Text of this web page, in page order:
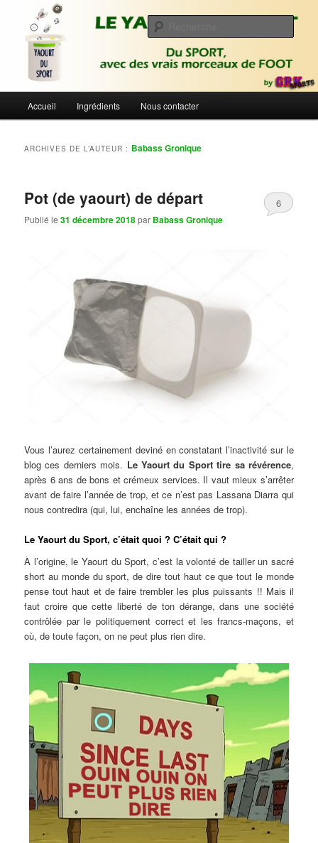
contenu
contenu
secondaireLe Yaourt du Sport
Du sport avec des vrais morceaux de foot | Gronique's Sports Blog
principal
Accueil Ingrédients Nous contacter
ARCHIVES DE L’AUTEUR : Babass Gronique
Pot (de yaourt) de départ
Publié le31 décembre 2018par Babass Gronique
6
Vous l’aurez certainement deviné en constatant l’inactivité sur le
blog ces derniers mois. Le Yaourt du Sport tire sa révérence,
après 6 ans de bons et crémeux services. Il vaut mieux s’arrêter
avant de faire l’année de trop, et ce n’est pas Lassana Diarra qui
nous contredira (qui, lui, enchaîne les années de trop).
Le Yaourt du Sport, c’était quoi ? C’était qui ?
À l’origine, le Yaourt du Sport, c’est la volonté de tailler un sacré
short au monde du sport, de dire tout haut ce que tout le monde
pense tout haut et de faire trembler les plus puissants !! Mais il
faut croire que cette liberté de ton dérange, dans une société
contrôlée par le politiquement correct et les francs-maçons, et
où, de toute façon, on ne peut plus rien dire.